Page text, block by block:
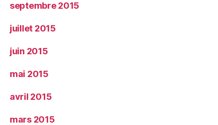
septembre 2015
juillet 2015
juin 2015
mai 2015
avril 2015
mars 2015